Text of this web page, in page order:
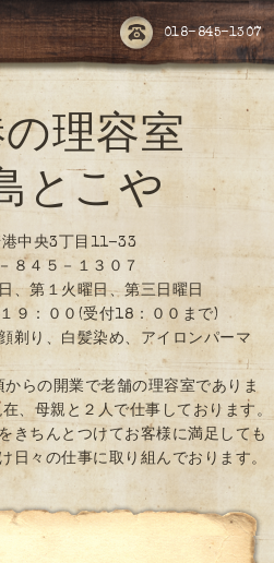
018-845-1307
理容室
とこや
港中央3丁目11-33
４５－１３０７
第１火曜日、第三日曜日
９：００(受付18：００まで)
剃り、白髪染め、アイロンパーマ
らの開業で老舗の理容室でありま
、母親と２人で仕事しております。
きちんとつけてお客様に満足しても
日々の仕事に取り組んでおります。